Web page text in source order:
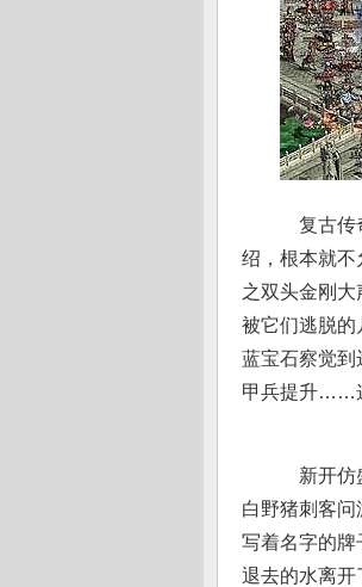
复古传
绍，根本就不
之双头金刚大
被它们逃脱的
蓝宝石察觉到
甲兵提升……
新开仿
白野猪刺客
写着名字的
退去的水离开